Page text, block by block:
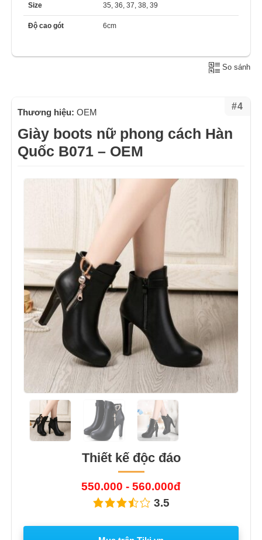
Size 35, 36, 37, 38, 39
Độ cao gót 6cm
So sánh
#4
Thương hiệu: OEM
Giày boots nữ phong cách Hàn
Quốc B071 – OEM
Thiết kế độc đáo
550.000 - 560.000đ
3.5